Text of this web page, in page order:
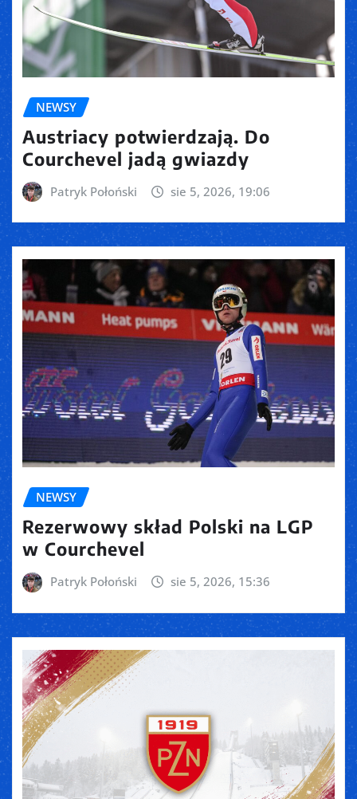
NEWSY
Austriacy potwierdzają. Do
Courchevel jadą gwiazdy
Patryk Połoński sie 5, 2026, 19:06
NEWSY
Rezerwowy skład Polski na LGP
w Courchevel
Patryk Połoński sie 5, 2026, 15:36